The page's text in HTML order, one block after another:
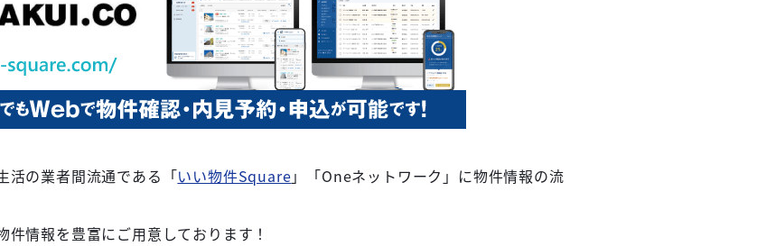
活の業者間流通である「いい物件Square」「Oneネットワーク」に物件情報の流
情報を豊富にご用意しております！